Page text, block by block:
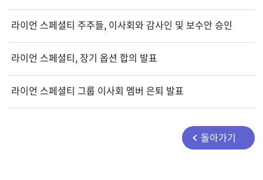
라이언 스페셜티 주주들, 이사회와 감사인 및 보수안 승인
라이언 스페셜티, 장기 옵션 합의 발표
라이언 스페셜티 그룹 이사회 멤버 은퇴 발표
돌아가기